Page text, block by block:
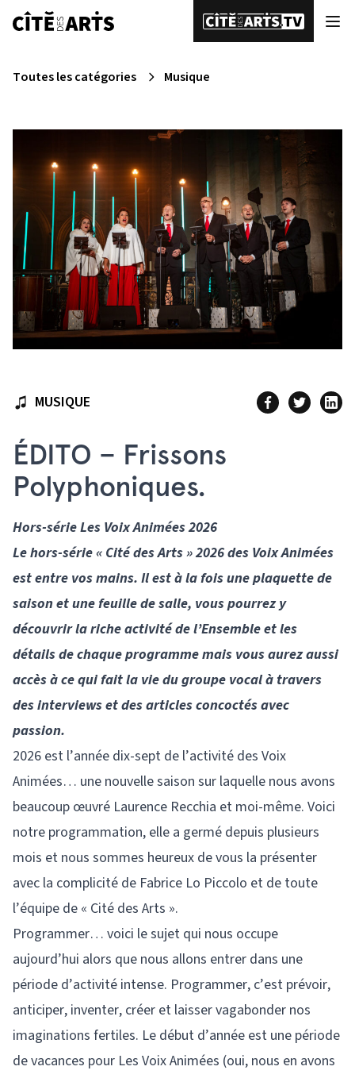
Toutes les catégories Musique
MUSIQUE
ÉDITO – Frissons
Polyphoniques.
Hors-série Les Voix Animées 2026
Le hors-série « Cité des Arts » 2026 des Voix Animées
est entre vos mains. Il est à la fois une plaquette de
saison et une feuille de salle, vous pourrez y
découvrir la riche activité de l’Ensemble et les
détails de chaque programme mais vous aurez aussi
accès à ce qui fait la vie du groupe vocal à travers
des interviews et des articles concoctés avec
passion.
2026 est l’année dix-sept de l’activité des Voix
Animées… une nouvelle saison sur laquelle nous avons
beaucoup œuvré Laurence Recchia et moi-même. Voici
notre programmation, elle a germé depuis plusieurs
mois et nous sommes heureux de vous la présenter
avec la complicité de Fabrice Lo Piccolo et de toute
l’équipe de « Cité des Arts ».
Programmer… voici le sujet qui nous occupe
aujourd’hui alors que nous allons entrer dans une
période d’activité intense. Programmer, c’est prévoir,
anticiper, inventer, créer et laisser vagabonder nos
imaginations fertiles. Le début d’année est une période
de vacances pour Les Voix Animées (oui, nous en avons